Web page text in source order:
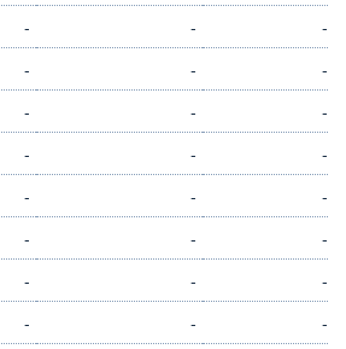
- -
-
- -
-
- -
-
- -
-
- -
-
- -
-
- -
-
- -
-